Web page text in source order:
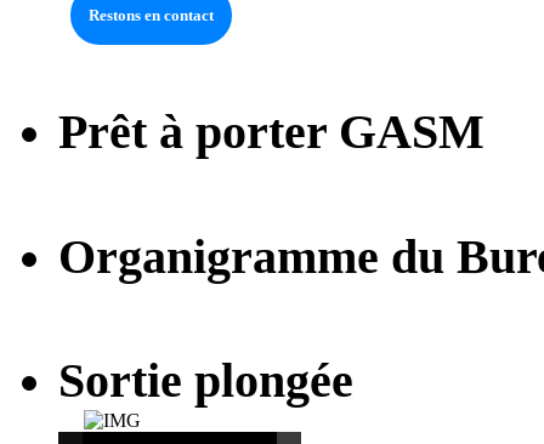
Prêt à porter GASM
Organigramme du
Sortie plongée